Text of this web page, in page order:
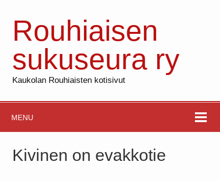
Rouhiaisen
sukuseura ry
Kaukolan Rouhiaisten kotisivut
MENU
Kivinen on evakkotie